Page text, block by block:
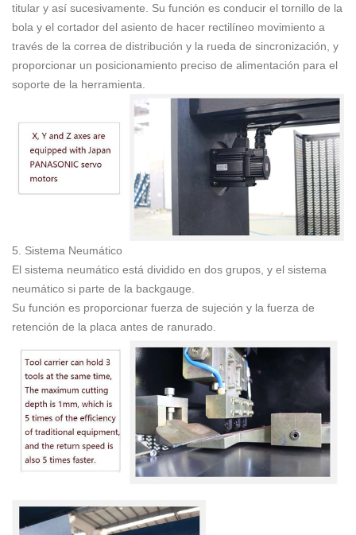
titular y así sucesivamente. Su función es conducir el tornillo de la
bola y el cortador del asiento de hacer rectilíneo movimiento a
través de la correa de distribución y la rueda de sincronización, y
proporcionar un posicionamiento preciso de alimentación para el
soporte de la herramienta.
5. Sistema Neumático
El sistema neumático está dividido en dos grupos, y el sistema
neumático si parte de la backgauge.
Su función es proporcionar fuerza de sujeción y la fuerza de
retención de la placa antes de ranurado.